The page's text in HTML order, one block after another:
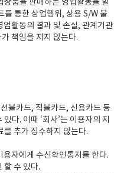
품을 판매하는 영업활동을 할
를 통한 상업행위, 상용 S/W 불
업활동의 결과 및 손실, 관계기관
책임을 지지 않는다.
선불카드, 직불카드, 신용카드 등
다. 이때 ‘회사’는 이용자의 지
를 추가 징수하지 않는다.
자에게 수신확인통지를 한다.
할 수 있다.